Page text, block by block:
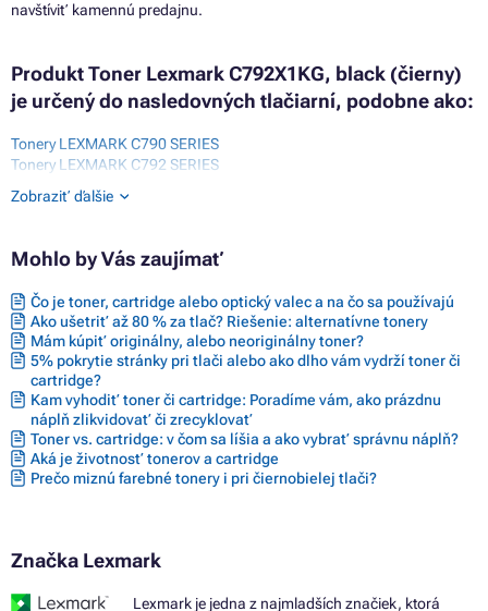
navštíviť kamennú predajnu.
Produkt Toner Lexmark C792X1KG, black (čierny)
je určený do nasledovných tlačiarní, podobne ako:
Tonery LEXMARK C790 SERIES
Tonery LEXMARK C792 SERIES
Tonery LEXMARK C792DE
Tonery LEXMARK C792DHE
Tonery LEXMARK C792E
Tonery LEXMARK X790 SERIES
Tonery LEXMARK X792 SERIES
Tonery LEXMARK X792DE
Tonery LEXMARK X792DTE
Tonery LEXMARK X792DTFE
Tonery LEXMARK X792DTME
Tonery LEXMARK X792DTPE
Tonery LEXMARK X792DTSE
Zobraziť ďalšie
Mohlo by Vás zaujímať
Čo je toner, cartridge alebo optický valec a na čo sa používajú
Ako ušetriť až 80 % za tlač? Riešenie: alternatívne tonery
Mám kúpiť originálny, alebo neoriginálny toner?
5% pokrytie stránky pri tlači alebo ako dlho vám vydrží toner či
cartridge?
Kam vyhodiť toner či cartridge: Poradíme vám, ako prázdnu
náplň zlikvidovať či zrecyklovať
Toner vs. cartridge: v čom sa líšia a ako vybrať správnu náplň?
Aká je životnosť tonerov a cartridge
Prečo miznú farebné tonery i pri čiernobielej tlači?
Značka Lexmark
Lexmark je jedna z najmladších značiek, ktorá